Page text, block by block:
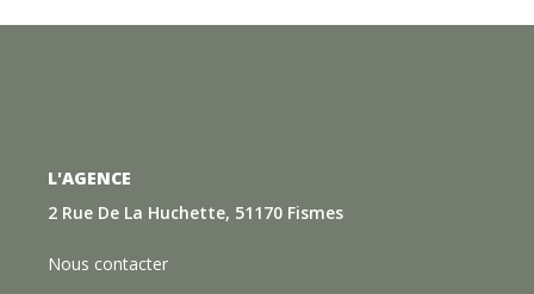
L'AGENCE
2 Rue De La Huchette, 51170 Fismes
Nous contacter